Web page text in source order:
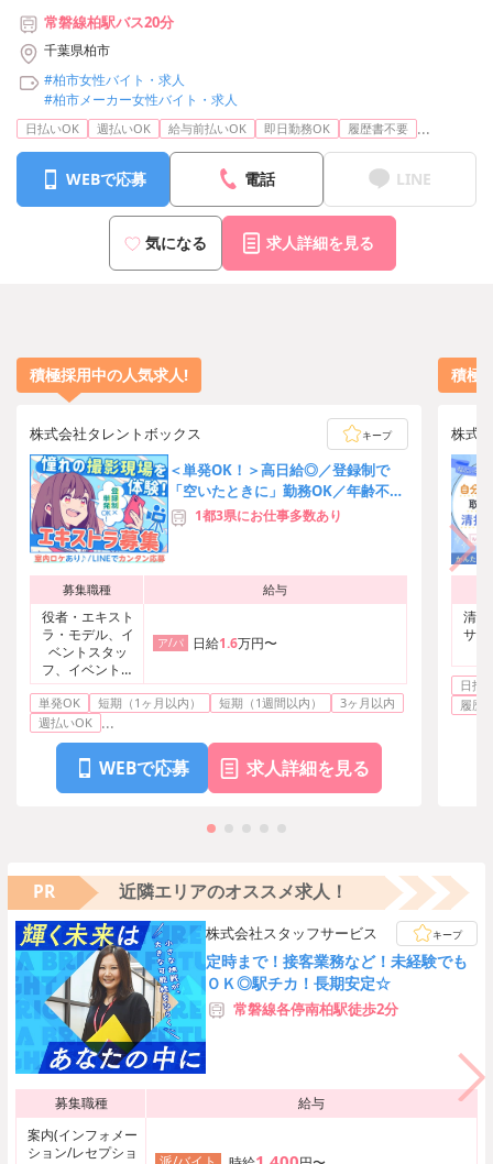
常磐線柏駅バス20分
千葉県柏市
#柏市女性バイト・求人
#柏市メーカー女性バイト・求人
日払いOK 週払いOK 給与前払いOK 即日勤務OK 履歴書不要 ...
WEBで応募 電話 LINE
気になる 求人詳細を見る
積極採用中の人気求人!
株式会社タレントボックス キープ
＜単発OK！＞高日給◎／登録制で
「空いたときに」勤務OK／年齢不問
／LINE応募で採用率UP♪
1都3県にお仕事多数あり
募集職種 給与
役者・エキスト
ラ・モデル、イ
ベントスタッ
フ、イベント・
芸能その他
ア/パ 日給1.6万円〜
単発OK 短期（1ヶ月以内） 短期（1週間以内）
3ヶ月以内
週払いOK ...
WEBで応募 求人詳細を見る
積極
株式
清掃
サー
日払
履歴
PR 近隣エリアのオススメ求人！
株式会社スタッフサービス キープ
定時まで！接客業務など！未経験でも
ＯＫ◎駅チカ！長期安定☆
常磐線各停南柏駅徒歩2分
募集職種
給与
案内(インフォメー
ション/レセプショ